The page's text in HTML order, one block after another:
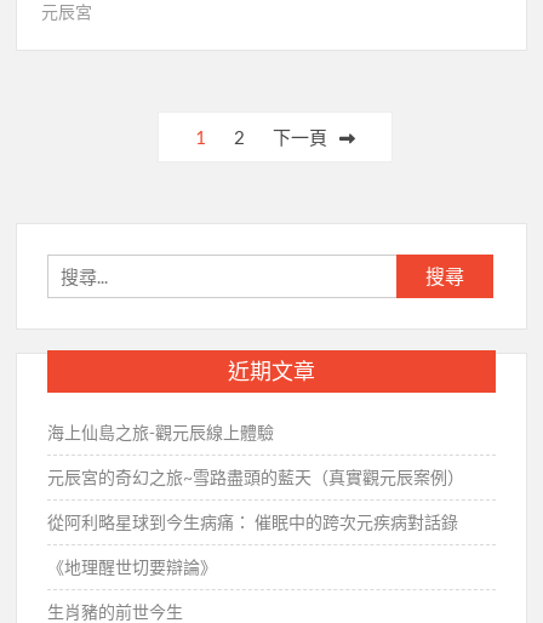
元辰宮
1 2 下一頁
尋
關
字:
近期文章
海上仙島之旅-觀元辰線上體驗
元辰宮的奇幻之旅~雪路盡頭的藍天（真實觀元辰案例）
從阿利略星球到今生病痛： 催眠中的跨次元疾病對話錄
《地理醒世切要辯論》
生肖豬的前世今生